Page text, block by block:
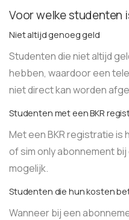
Voor welke studenten
Niet altijd genoeg geld
Studenten die niet altijd
hebben, waardoor een
niet direct kan worden
Studenten met een BKR
Met een BKR registratie
of sim only abonnement
mogelijk.
Studenten die hun kosten
Wanneer bij een